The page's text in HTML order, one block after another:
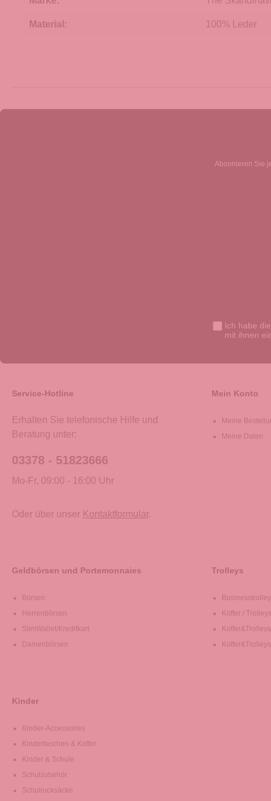
Material: 100% Leder
Abonnieren Sie
Ich habe die
mit ihnen
Service-Hotline
Erhalten Sie telefonische Hilfe und
Beratung unter:
03378 - 51823666
Mo-Fr, 09:00 - 16:00 Uhr
Oder über unser Kontaktformular.
Mein Konto
Meine
Meine Daten
Geldbörsen und Portemonnaies
Börsen
Herrenbörsen
SlimWallet/Kreditkart
Damenbörsen
Trolleys
Koffer /
Kinder
Kinder-Accessoires
Kindertaschen & Koffer
Kinder & Schule
Schulzubehör
Schulrucksäcke